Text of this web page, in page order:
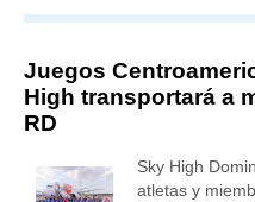
Juegos
High transportará a
RD
Sky High
atletas y